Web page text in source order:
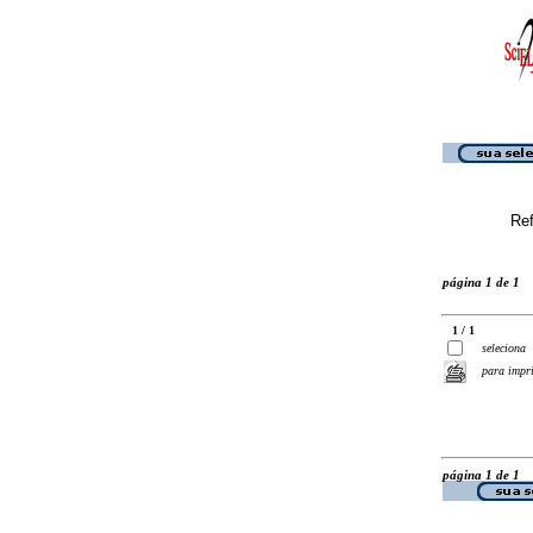
página 1 de 1
1 / 1
seleciona
para
página 1 de 1